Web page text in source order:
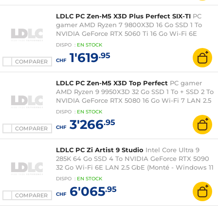
COMPARER
LDLC PC Zen-M5 X3D Plus Perfect SIX-TI PC
gamer AMD Ryzen 7 9800X3D 16 Go SSD 1 To
NVIDIA GeForce RTX 5060 Ti 16 Go Wi-Fi 6E
(Monté - Windows 11 en version d'essai)
DISPO : EN STOCK
CHF1'619.95
COMPARER
LDLC PC Zen-M5 X3D Top Perfect PC gamer
AMD Ryzen 9 9950X3D 32 Go SSD 1 To + SSD 2 To
NVIDIA GeForce RTX 5080 16 Go Wi-Fi 7 LAN 2.5
GbE (Monté - Windows 11 en version d'essai)
DISPO : EN STOCK
CHF3'266.95
COMPARER
LDLC PC Zi Artist 9 Studio Intel Core Ultra 9
285K 64 Go SSD 4 To NVIDIA GeForce RTX 5090
32 Go Wi-Fi 6E LAN 2.5 GbE (Monté - Windows 11
en version d'essai)
DISPO : EN STOCK
CHF6'065.95